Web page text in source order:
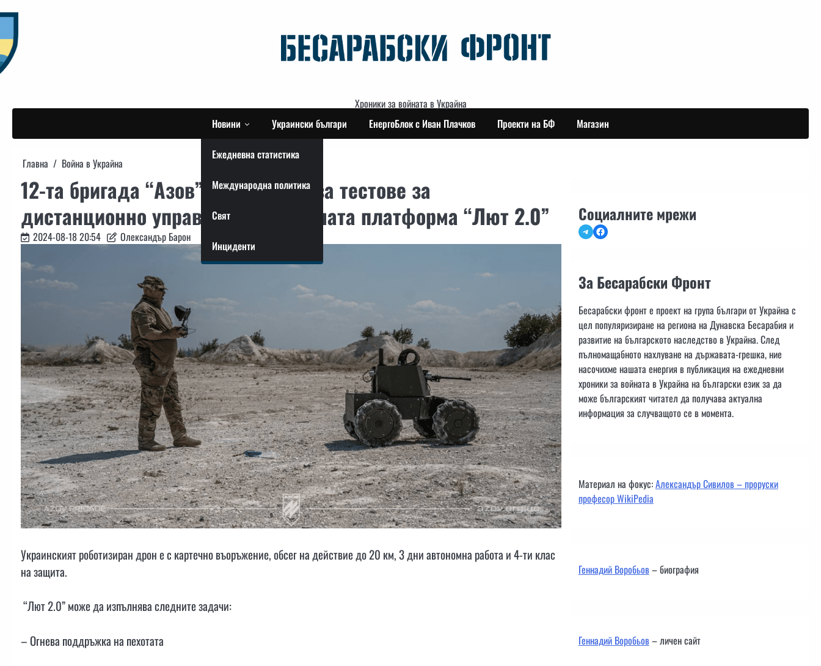
to
content
Хроники за войната в Украйна
Новини
Ежедневна статистика
Международна политика
Свят
Инциденти
Украински българи ЕнергоБлок с Иван Плачков Проекти на БФ Магазин
Главна Война в Украйна
12-та бригада “Азов” на НГУ показа тестове за
дистанционно управление на бойната платформа “Лют 2.0”
2024-08-18 20:54 Олександър Барон
Украинският роботизиран дрон е с картечно въоръжение, обсег на действие до 20 км, 3 дни автономна работа и 4-ти клас
на защита.
“Лют 2.0” може да изпълнява следните задачи:
– Огнева поддръжка на пехотата
Социалните мрежи
TelegramFacebook
За Бесарабски Фронт
Бесарабски фронт е проект на група българи от Украйна с
цел популяризиране на региона на Дунавска Бесарабия и
развитие на българското наследство в Украйна. След
пълномащабното нахлуване на държавата-грешка, ние
насочихме нашата енергия в публикация на ежедневни
хроники за войната в Украйна на български език за да
може българският читател да получава актуална
информация за случващото се в момента.
Материал на фокус:Александър Сивилов – проруски
професор WikiPedia
Геннадий Воробьов– биография
Геннадий Воробьов– личен сайт